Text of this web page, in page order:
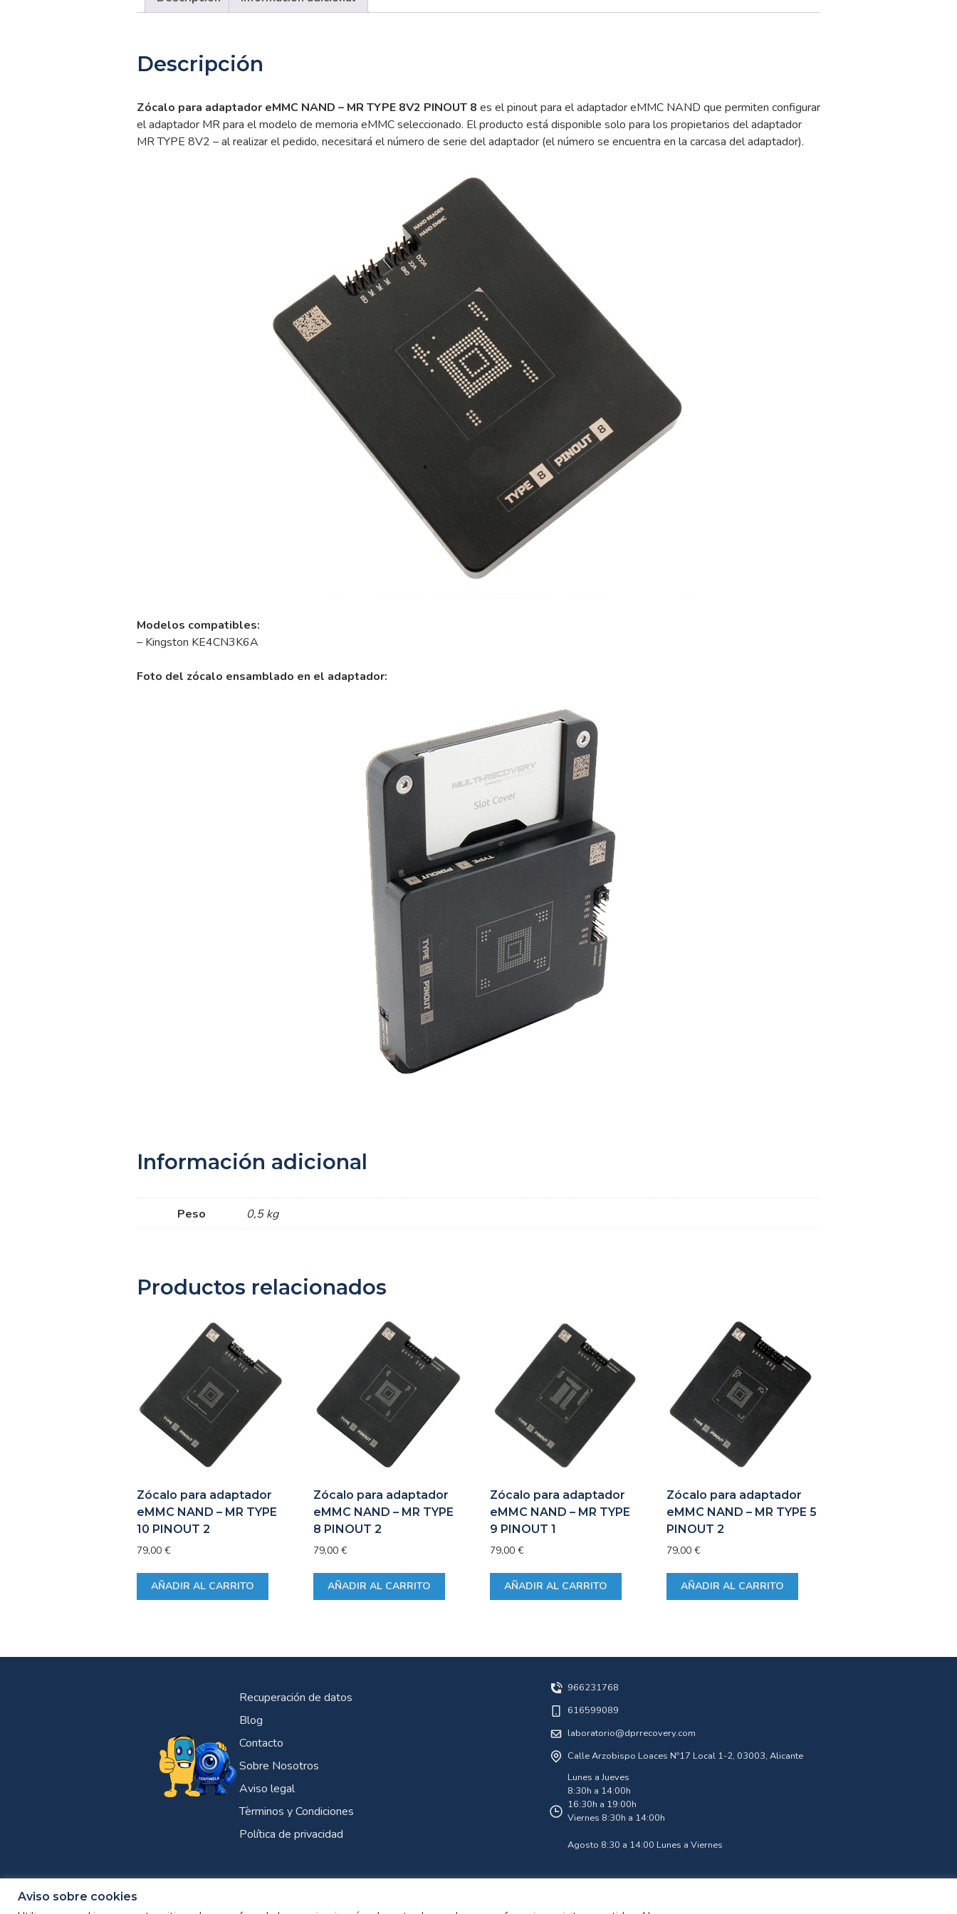
Descripción
Zócalo para adaptador eMMC NAND – MR TYPE 8V2 PINOUT 8 es el pinout para el adaptador eMMC NAND que permiten configurar
el adaptador MR para el modelo de memoria eMMC seleccionado. El producto está disponible solo para los propietarios del adaptador
MR TYPE 8V2 – al realizar el pedido, necesitará el número de serie del adaptador (el número se encuentra en la carcasa del adaptador).
Modelos compatibles:
– Kingston KE4CN3K6A
Foto del zócalo ensamblado en el adaptador:
Información adicional
Peso 0,5 kg
Productos relacionados
Zócalo para adaptador
eMMC NAND – MR TYPE
10 PINOUT 2
79,00 €
AÑADIR AL CARRITO
Zócalo para adaptador
eMMC NAND – MR TYPE
8 PINOUT 2
79,00€
AÑADIR AL CARRITO
Zócalo para adaptador
eMMC NAND – MR TYPE
9 PINOUT 1
79,00€
AÑADIR AL CARRITO
Zócalo para adaptador
eMMC NAND – MR TYPE 5
PINOUT 2
79,00€
AÑADIR AL CARRITO
Aviso sobre cookies
Recuperación de datos
Blog
Contacto
Sobre Nosotros
Aviso legal
Tèrminos y Condiciones
Política de privacidad
966231768
616599089
laboratorio@dprrecovery.com
Calle Arzobispo Loaces Nº17 Local 1-2, 03003, Alicante
Lunes a Jueves
8:30h a 14:00h
16:30h a 19:00h
Viernes 8:30h a 14:00h
Agosto 8:30 a 14:00 Lunes a Viernes